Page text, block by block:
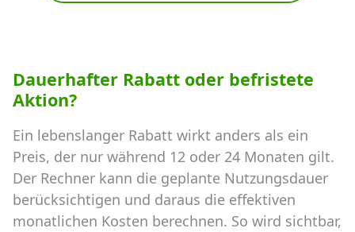
Dauerhafter Rabatt oder befristete
Aktion?
Ein lebenslanger Rabatt wirkt anders als ein
Preis, der nur während 12 oder 24 Monaten gilt.
Der Rechner kann die geplante Nutzungsdauer
berücksichtigen und daraus die effektiven
monatlichen Kosten berechnen. So wird sichtbar,